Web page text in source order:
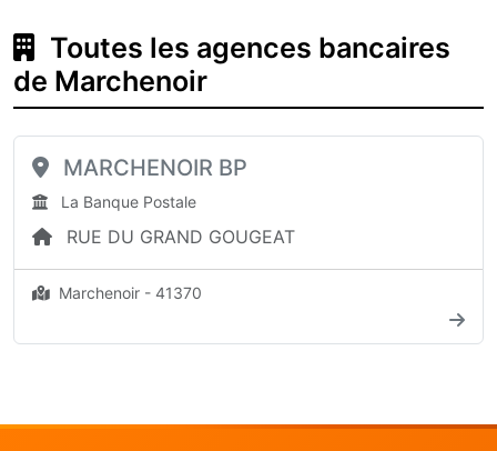
Toutes les agences bancaires
de Marchenoir
MARCHENOIR BP
La Banque Postale
RUE DU GRAND GOUGEAT
Marchenoir - 41370